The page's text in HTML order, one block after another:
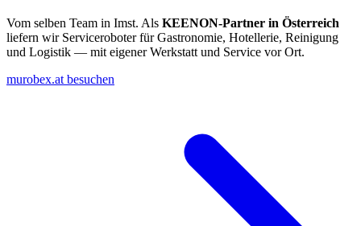
Vom selben Team in Imst. Als KEENON-Partner in Österreich
liefern wir Serviceroboter für Gastronomie, Hotellerie, Reinigung
und Logistik — mit eigener Werkstatt und Service vor Ort.
murobex.at besuchen